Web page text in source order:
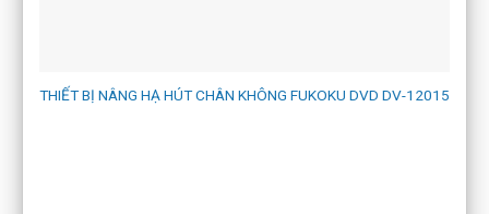
THIẾT BỊ NÂNG HẠ HÚT CHÂN KHÔNG FUKOKU DVD DV-12015